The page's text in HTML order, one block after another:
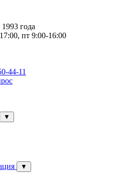
года
пт 9:00-16:00
44-11
▼
▼